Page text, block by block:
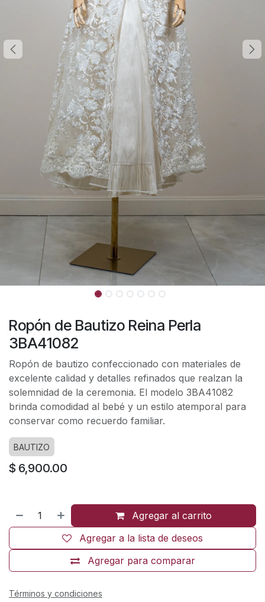
Ropón de Bautizo Reina Perla
3BA41082
Ropón de bautizo confeccionado con materiales de
excelente calidad y detalles refinados que realzan la
solemnidad de la ceremonia. El modelo 3BA41082
brinda comodidad al bebé y un estilo atemporal para
conservar como recuerdo familiar.
BAUTIZO
$ 6,900.00
Agregar al carrito
Agregar para comparar
Agregar a la lista de deseos
Términos y condiciones